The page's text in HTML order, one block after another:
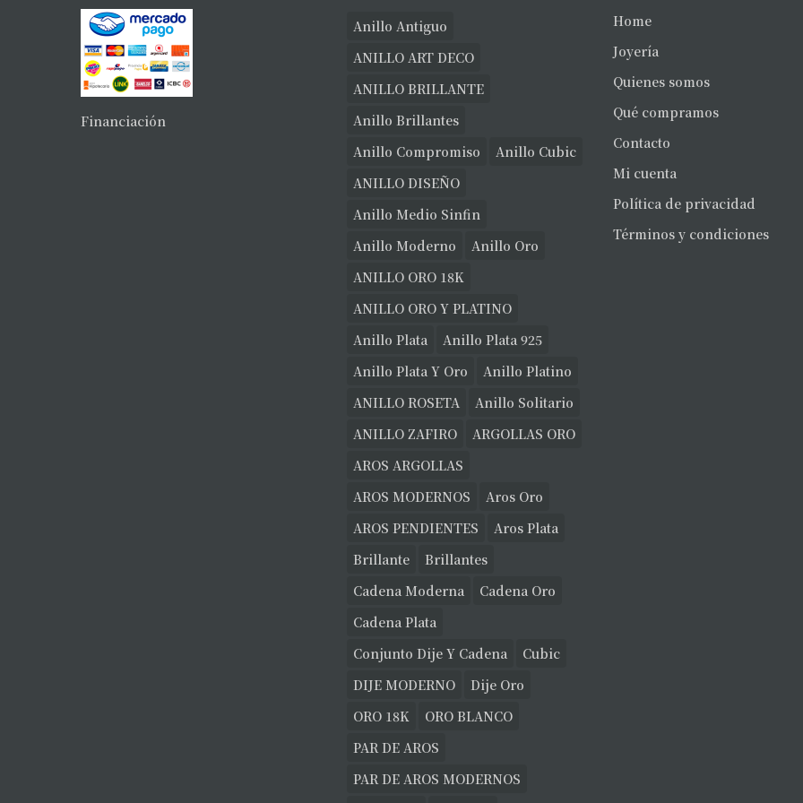
Financiación
Anillo Antiguo
ANILLO ART DECO
ANILLO BRILLANTE
Anillo Brillantes
Anillo Compromiso
Anillo Cubic
ANILLO DISEÑO
Anillo Medio Sinfin
Anillo Moderno
Anillo Oro
ANILLO ORO 18K
ANILLO ORO Y PLATINO
Anillo Plata
Anillo Plata 925
Anillo Plata Y Oro
Anillo Platino
ANILLO ROSETA
Anillo Solitario
ANILLO ZAFIRO
ARGOLLAS ORO
AROS ARGOLLAS
AROS MODERNOS
Aros Oro
AROS PENDIENTES
Aros Plata
Brillante
Brillantes
Cadena Moderna
Cadena Oro
Cadena Plata
Conjunto Dije Y Cadena
Cubic
DIJE MODERNO
Dije Oro
ORO 18K
ORO BLANCO
PAR DE AROS
PAR DE AROS MODERNOS
Home
Joyería
Quienes somos
Qué compramos
Contacto
Mi cuenta
Política de privacidad
Términos y condiciones